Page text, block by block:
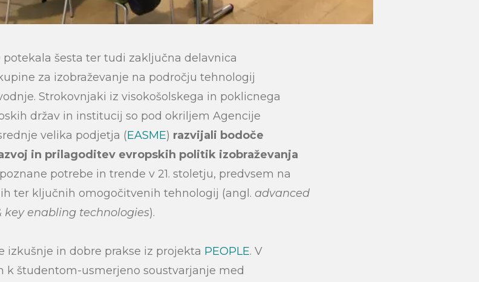
potekala šesta ter tudi zaključna delavnica
za izobraževanje na področju tehnologij
Strokovnjaki iz visokošolskega in poklicnega
držav in institucij so pod okriljem Agencije
velika podjetja (EASME) razvijali bodoče
in prilagoditev evropskih politik izobraževanja
potrebe in trende v 21. stoletju, predvsem na
ter ključnih omogočitvenih tehnologij (angl. advanced
enabling technologies).
izkušnje in dobre prakse iz projekta PEOPLE. V
k študentom-usmerjeno soustvarjanje med